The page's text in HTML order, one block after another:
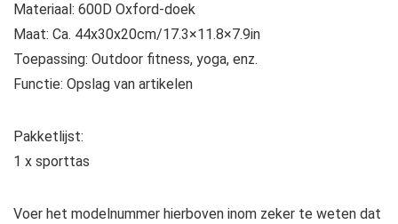
Materiaal: 600D Oxford-doek
Maat: Ca. 44x30x20cm/17.3×11.8×7.9in
Toepassing: Outdoor fitness, yoga, enz.
Functie: Opslag van artikelen
Pakketlijst:
1 x sporttas
Voer het modelnummer hierboven inom zeker te weten dat